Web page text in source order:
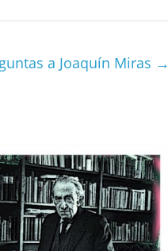
a Joaquín Miras →